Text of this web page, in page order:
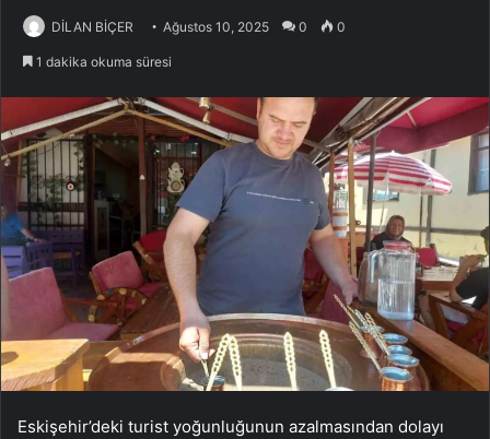
DİLAN BİÇER Ağustos 10, 2025 0 0
1 dakika okuma süresi
Eskişehir’deki turist yoğunluğunun azalmasından dolayı